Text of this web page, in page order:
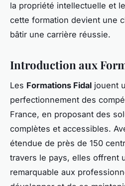
la propriété intellectuelle et
cette formation devient une
bâtir une carrière réussie.
Introduction aux
Les Formations Fidal jouent
perfectionnement des
France, en proposant des
complètes et accessibles.
étendue de près de 150
travers le pays, elles offrent
remarquable aux